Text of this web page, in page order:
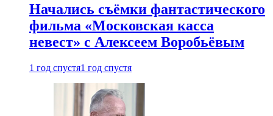
Начались съёмки фантастического
фильма «Московская касса
невест» с Алексеем Воробьёвым
1 год спустя1 год спустя